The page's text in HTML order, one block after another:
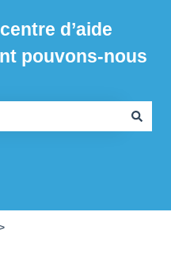
d’aide
pouvons-nous